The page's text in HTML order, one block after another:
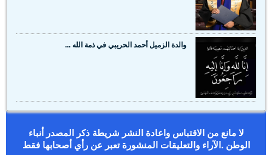
والدة الزميل أحمد الحريبي في ذمة الله ...
لا مانع من الاقتباس واعادة النشر شريطة ذكر المصدر أنباء
الوطن .الآراء والتعليقات المنشورة تعبر عن رأي أصحابها فقط